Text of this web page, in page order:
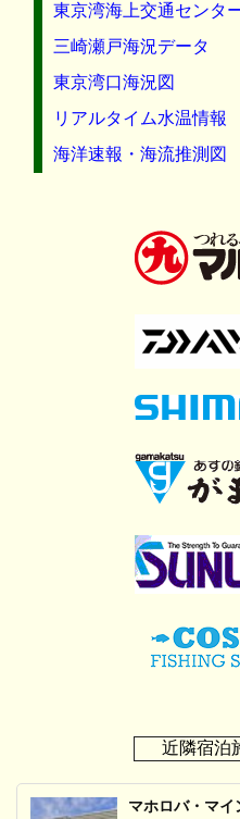
東京湾海上交通センタ
三崎瀬戸海況データ
東京湾口海況図
リアルタイム水温情報
海洋速報・海流推測図
近隣宿泊
マホロバ・マイ